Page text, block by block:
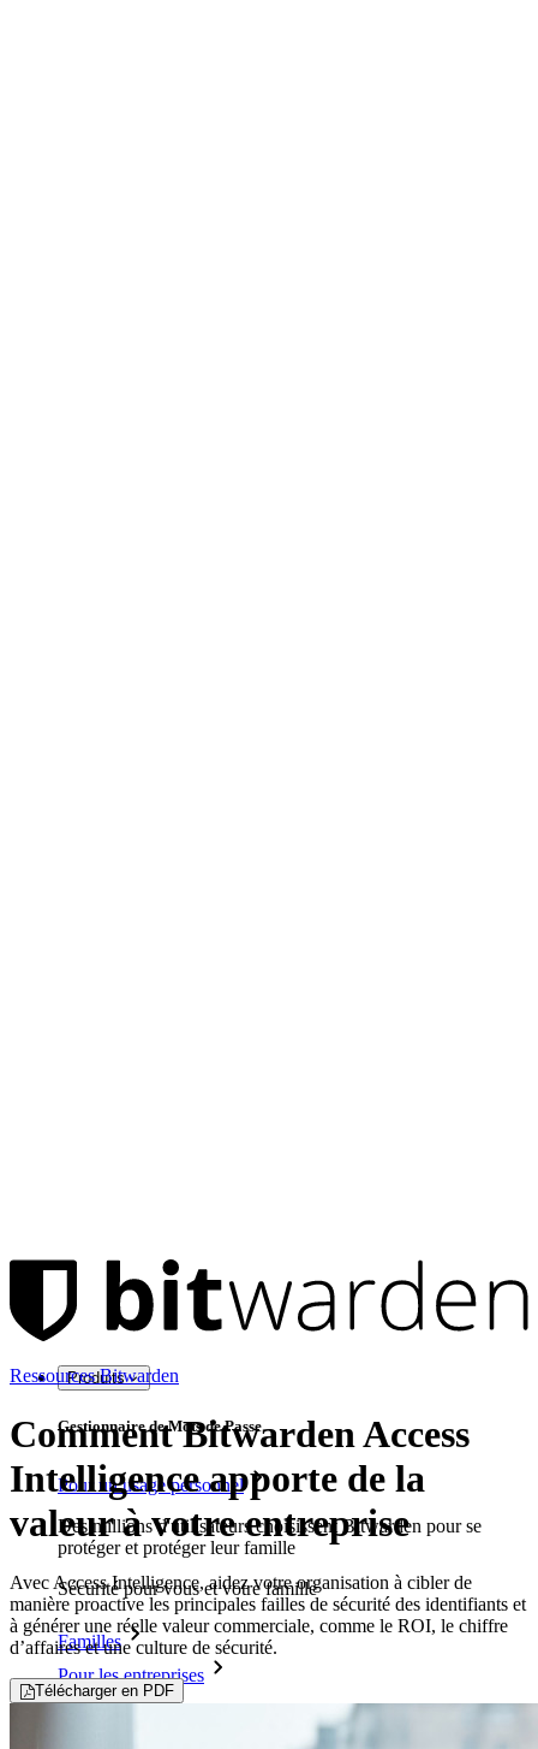
Produits
Gestionnaire de Mots de Passe
Pour un usage personnel
Des millions d'utilisateurs choisissent Bitwarden pour se
protéger et protéger leur famille
Sécurité pour vous et votre famille
Familles
Pour les entreprises
D'innombrables entreprises choisissent Bitwarden pour
Ressources Bitwarden
Comment Bitwarden Access
Intelligence apporte de la
valeur à votre entreprise
Avec Access Intelligence, aidez votre organisation à cibler de
manière proactive les principales failles de sécurité des identifiants et
à générer une réelle valeur commerciale, comme le ROI, le chiffre
d’affaires et une culture de sécurité.
Télécharger en PDF